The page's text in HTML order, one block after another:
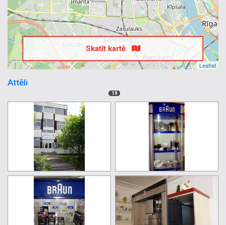
Leaflet
Skatīt kartē
Attēli
19